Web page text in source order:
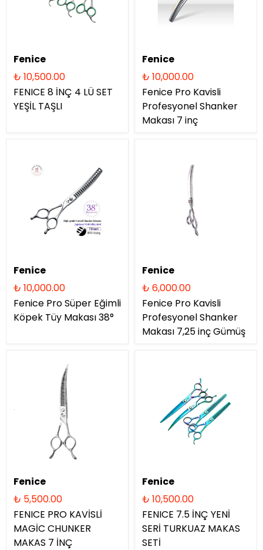
Fenice
₺ 10,500.00
FENICE 8 İNÇ 4 LÜ SET
YEŞİL TAŞLI
Fenice
₺ 10,000.00
Fenice Pro Kavisli
Profesyonel Shanker
Makası 7 inç
Fenice
₺ 10,000.00
Fenice Pro Süper Eğimli
Köpek Tüy Makası 38°
Fenice
₺ 6,000.00
Fenice Pro Kavisli
Profesyonel Shanker
Makası 7,25 inç Gümüş
Fenice
₺ 5,500.00
FENICE PRO KAVİSLİ
MAGİC CHUNKER
MAKAS 7 İNÇ
Fenice
₺ 10,500.00
FENICE 7.5 İNÇ YENİ
SERİ TURKUAZ MAKAS
SETİ